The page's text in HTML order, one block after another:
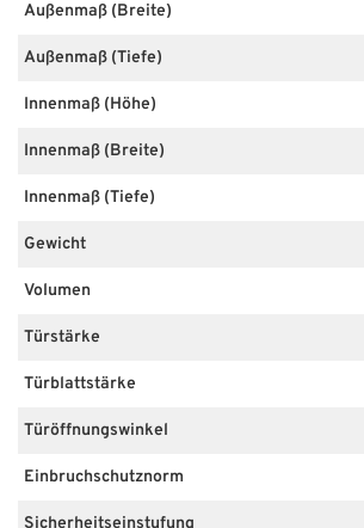
Außenmaß (Breite)
Außenmaß (Tiefe)
Innenmaß (Höhe)
Innenmaß (Breite)
Innenmaß (Tiefe)
Gewicht
Volumen
Türstärke
Türblattstärke
Türöffnungswinkel
Einbruchschutznorm